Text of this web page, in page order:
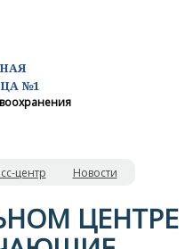
№1
центр Новости
ЦЕНТРЕ